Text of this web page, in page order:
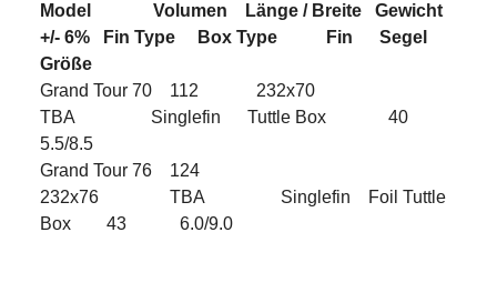
Model Volumen Länge / Breite Gewicht
+/- 6% Fin Type Box Type Fin Segel
Größe
Grand Tour 70 112 232x70
TBA Singlefin Tuttle Box 40
5.5/8.5
Grand Tour 76 124
232x76 TBA Singlefin Foil Tuttle
Box 43 6.0/9.0